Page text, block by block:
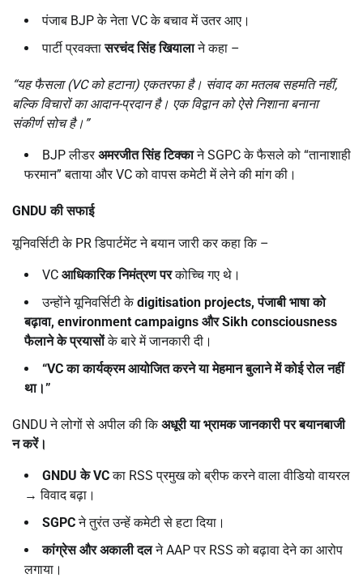
पंजाब BJP के नेता VC के बचाव में उतर आए।
पार्टी प्रवक्तासरचंद सिंह खियालाने कहा –
“यह फैसला (VCको हटाना) एकतरफा है। संवाद का मतलब सहमति नहीं,
बल्कि विचारों का आदान-प्रदान है। एक विद्वान को ऐसे निशाना बनाना
संकीर्ण सोच है।”
BJP लीडरअमरजीत सिंह टिक्काने SGPC के फैसले को “तानाशाही
फरमान” बताया और VC को वापस कमेटी में लेने की मांग की।
GNDUकी सफाई
यूनिवर्सिटी के PR डिपार्टमेंट ने बयान जारी कर कहा कि –
VC आधिकारिक निमंत्रण परकोच्चि गए थे।
उन्होंने यूनिवर्सिटी केdigitisation projects,पंजाबी भाषा को
बढ़ावा, environment campaigns औरSikh consciousness
फैलाने के प्रयासोंके बारे में जानकारी दी।
“VCका कार्यक्रम आयोजित करने या मेहमान बुलाने में कोई रोल नहीं
था।”
GNDU ने लोगों से अपील की किअधूरी या भ्रामक जानकारी पर बयानबाजी
न करें।
GNDUकेVCका RSS प्रमुख को ब्रीफ करने वाला वीडियो वायरल
→ विवाद बढ़ा।
SGPCने तुरंत उन्हें कमेटी से हटा दिया।
कांग्रेस और अकाली दलने AAP पर RSS को बढ़ावा देने का आरोप
लगाया।